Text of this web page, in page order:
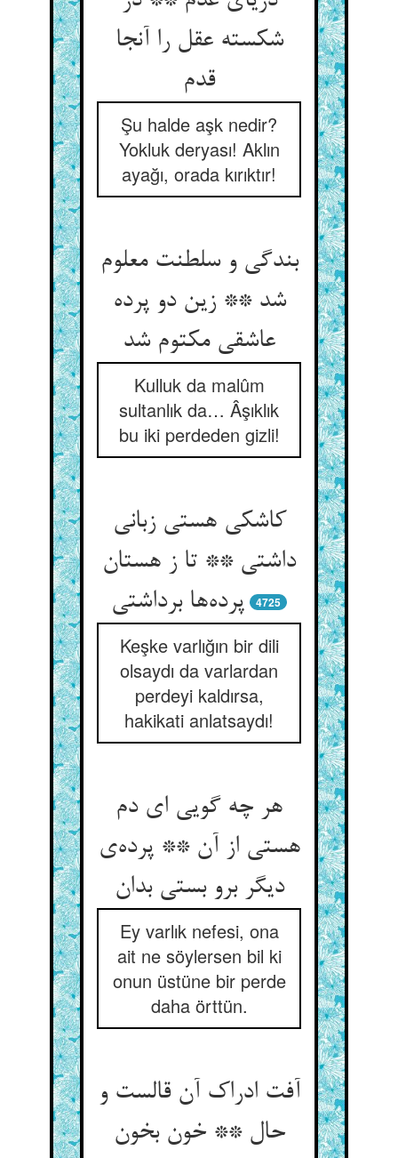
شکسته عقل را آنجا
قدم
Şu halde aşk nedir?
Yokluk deryası! Aklın
ayağı, orada kırıktır!
بندگی و سلطنت معلوم
شد ** زین دو پرده
عاشقی مکتوم شد
Kulluk da malûm
sultanlık da… Âşıklık
bu iki perdeden gizli!
کاشکی هستی زبانی
داشتی ** تا ز هستان
پرده‌ها برداشتی
4725
Keşke varlığın bir dili
olsaydı da varlardan
perdeyi kaldırsa,
hakikati anlatsaydı!
هر چه گویی ای دم
هستی از آن ** پرده‌ی
دیگر برو بستی بدان
Ey varlık nefesi, ona
ait ne söylersen bil ki
onun üstüne bir perde
daha örttün.
آفت ادراک آن قالست و
حال ** خون بخون